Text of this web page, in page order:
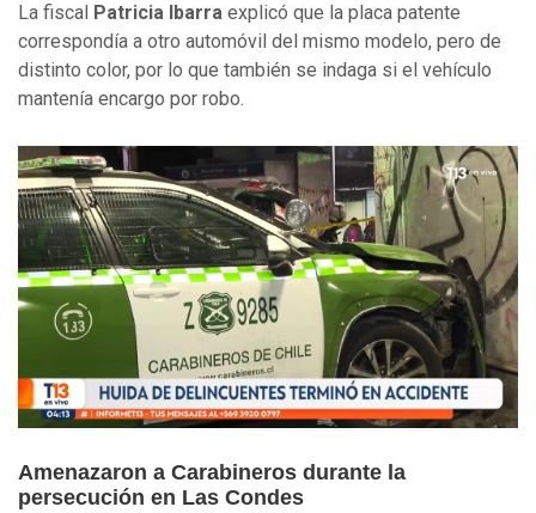
La fiscal Patricia Ibarra explicó que la placa patente
correspondía a otro automóvil del mismo modelo, pero de
distinto color, por lo que también se indaga si el vehículo
mantenía encargo por robo.
Amenazaron a Carabineros durante la
persecución en Las Condes